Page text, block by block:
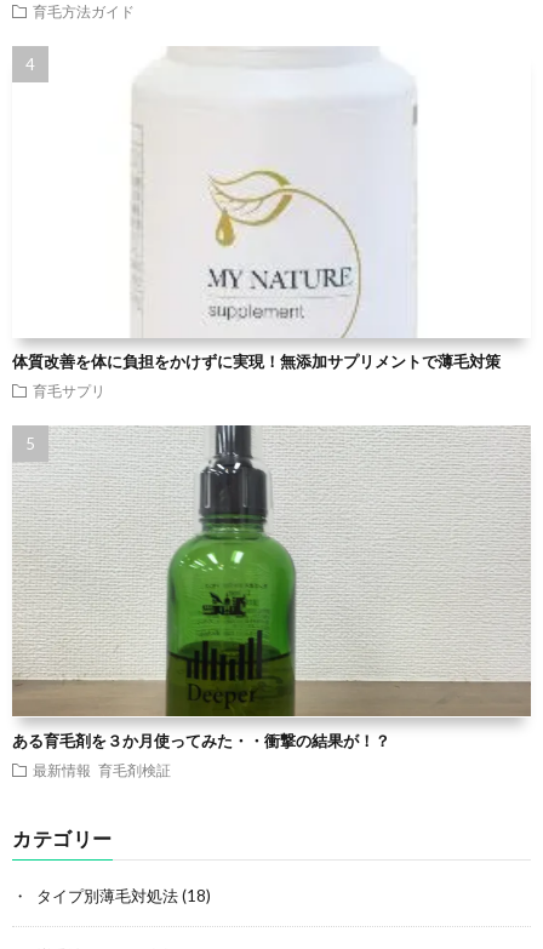
育毛方法ガイド
体質改善を体に負担をかけずに実現！無添加サプリメントで薄毛対策
育毛サプリ
ある育毛剤を３か月使ってみた・・衝撃の結果が！？
最新情報 育毛剤検証
カテゴリー
タイプ別薄毛対処法(18)